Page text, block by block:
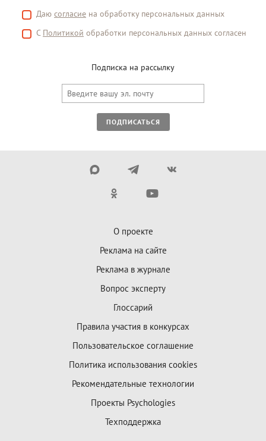
Даю согласие на обработку персональных данных
С Политикой обработки персональных данных согласен
Подписка на рассылку
ПОДПИСАТЬСЯ
О проекте
Реклама на сайте
Реклама в журнале
Вопрос эксперту
Глоссарий
Правила участия в конкурсах
Пользовательское соглашение
Политика использования cookies
Рекомендательные технологии
Проекты Psychologies
Техподдержка